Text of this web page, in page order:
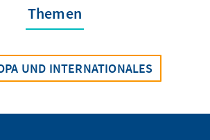
Themen
UND INTERNATIONALES